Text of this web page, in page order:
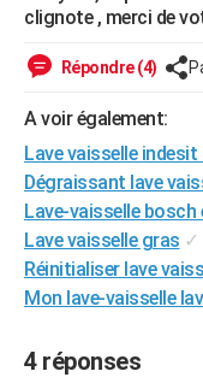
Mobiles
Meilleur smartphone
Internet
Ordinateurs
Jeux vidéo
Guide high-tech
+
Forum
Aménagement intérieur
Extérieur
Cuisine
Salle de bains
Jardinage
Rangement
WEEK-END
Guides de France
Escapades
Patrimoine
Expositions
Musées
Week-end nature
+LIFESTYLE
Art de vivre
Bien-être
Loisirs
Mode
Modes de vie
SANTE
Alimentation
Guide de la santé
Maladies
Médicaments
Sommeil
VOYAGE
Destinations
City break
Voyage nature
Voyage de noces
Forum
Climat
+PHOTO
BONS PLANS
clignote , merci de
Répondre (4)
A voir également:
Lave vaisselle indesit
Dégraissant lave
Lave-vaisselle
Lave vaisselle gras ✓
Réinitialiser lave
Mon lave-vaisselle
4 réponses